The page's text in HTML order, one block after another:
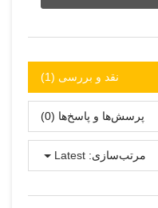
نقد و بررسی‌‌ (1)
پرسش‌ها و پاسخ‌ها (0)
مرتب‌سازی: Latest